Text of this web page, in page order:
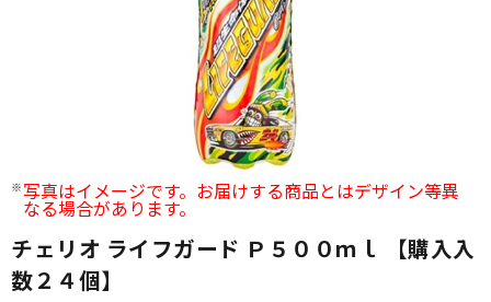
写真はイメージです。お届けする商品とはデザイン等異
なる場合があります。
チェリオ ライフガード Ｐ５００ｍｌ 【購入入
数２４個】